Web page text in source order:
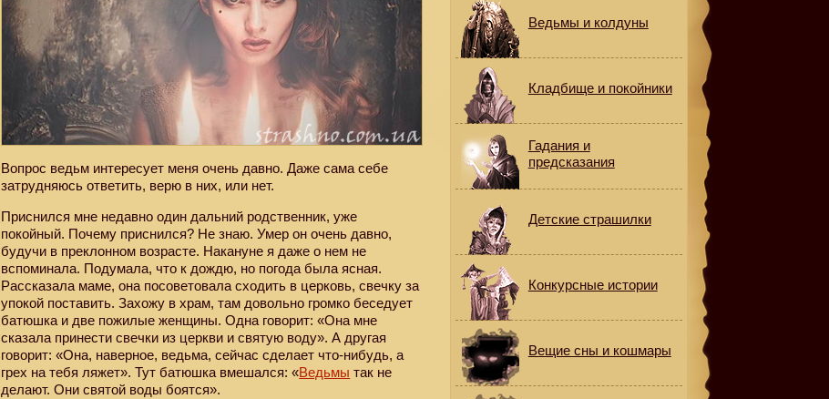
Вопрос ведьм интересует меня очень давно. Даже сама себе
затрудняюсь ответить, верю в них, или нет.
Приснился мне недавно один дальний родственник, уже
покойный. Почему приснился? Не знаю. Умер он очень давно,
будучи в преклонном возрасте. Накануне я даже о нем не
вспоминала. Подумала, что к дождю, но погода была ясная.
Рассказала маме, она посоветовала сходить в церковь, свечку за
упокой поставить. Захожу в храм, там довольно громко беседует
батюшка и две пожилые женщины. Одна говорит: «Она мне
сказала принести свечки из церкви и святую воду». А другая
говорит: «Она, наверное, ведьма, сейчас сделает что-нибудь, а
грех на тебя ляжет». Тут батюшка вмешался: «Ведьмы так не
делают. Они святой воды боятся».
Ведьмы и колдуны
Кладбище и покойники
Гадания и
предсказания
Детские страшилки
Конкурсные истории
Вещие сны и кошмары